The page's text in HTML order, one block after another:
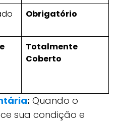
Obrigatório
Totalmente
Coberto
: Quando o
sua condição e